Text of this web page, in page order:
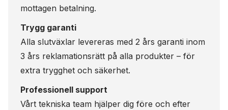
mottagen betalning.
Trygg garanti
Alla slutväxlar levereras med 2 års garanti inom
3 års reklamationsrätt på alla produkter – för
extra trygghet och säkerhet.
Professionell support
Vårt tekniska team hjälper dig före och efter